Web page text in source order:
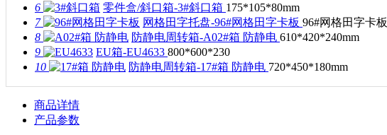
6
零件盒/斜口箱-3#斜口箱 175*105*80mm
7
网格田字托盘-96#网格田字卡板 96#网格田字卡板
8
防静电周转箱-A02#箱 防静电 610*420*240mm
9
EU箱-EU4633 800*600*230
10
防静电周转箱-17#箱 防静电 720*450*180mm
商品详情
产品参数